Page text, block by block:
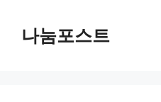
나눔포스트